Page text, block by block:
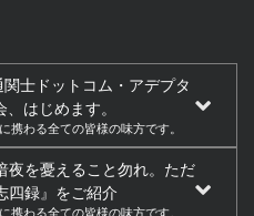
士ドットコム・アデプタ
はじめます。
携わる全ての皆様の味方です。
夜を憂えること勿れ。ただ
四録』をご紹介
携わる全ての皆様の味方です。